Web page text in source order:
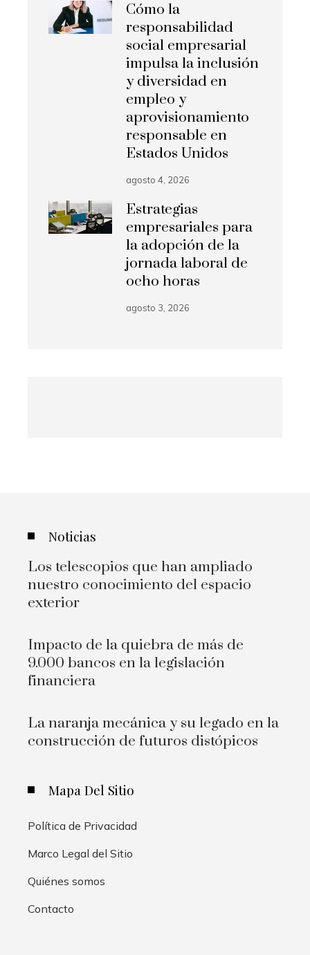
Cómo la
responsabilidad
social empresarial
impulsa la inclusión
y diversidad en
empleo y
aprovisionamiento
responsable en
Estados Unidos
agosto 4, 2026
Estrategias
empresariales para
la adopción de la
jornada laboral de
ocho horas
agosto 3, 2026
Noticias
Los telescopios que han ampliado
nuestro conocimiento del espacio
exterior
Impacto de la quiebra de más de
9.000 bancos en la legislación
financiera
La naranja mecánica y su legado en la
construcción de futuros distópicos
Mapa Del Sitio
Política de Privacidad
Marco Legal del Sitio
Quiénes somos
Contacto